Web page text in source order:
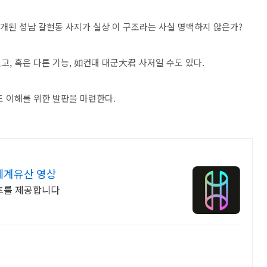
된 성남 갈현동 사지가 실상 이 구조라는 사실 명백하지 않은가?
, 혹은 다른 기능, 如컨대 대군大君 사저일 수도 있다.
이해를 위한 발판을 마련한다.
유산 영상
제공합니다